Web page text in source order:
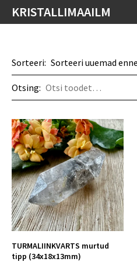
KRISTALLIMAAILM
Sorteeri:
Otsing:
TURMALIINKVARTS murtud
tipp (34x18x13mm)